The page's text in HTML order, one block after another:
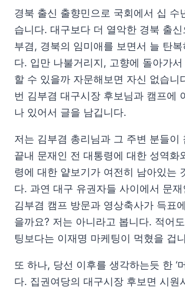
경북 출신 출향민으로 국회에서 십 수
습니다. 대구보다 더 열악한 경북 출
부겸, 경북의 임미애를 보면서 늘 탄
다. 입만 나불거리지, 고향에 돌아가
할 수 있을까 자문해보면 자신 없습니
번 김부겸 대구시장 후보님과 캠프에
나 있어서 글을 남깁니다.
저는 김부겸 총리님과 그 주변 분들이
끝내 문재인 전 대통령에 대한 성역화
령에 대한 얕보기가 여전히 남아있는
다. 과연 대구 유권자들 사이에서 문
김부겸 캠프 방문과 영상축사가 득표
을까요? 저는 아니라고 봅니다. 적어
팅보다는 이재명 마케팅이 먹혔을 겁
또 하나, 당선 이후를 생각하는듯 한 ‘
다. 집권여당의 대구시장 후보면 시원